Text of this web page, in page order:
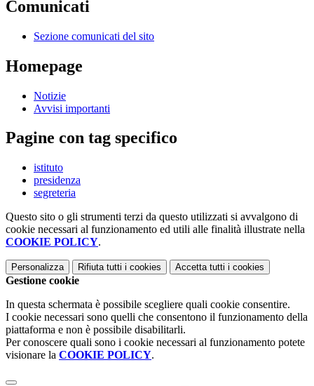
Comunicati
Sezione comunicati del sito
Homepage
Notizie
Avvisi importanti
Pagine con tag specifico
istituto
presidenza
segreteria
Questo sito o gli strumenti terzi da questo utilizzati si avvalgono di
cookie necessari al funzionamento ed utili alle finalità illustrate nella
COOKIE POLICY.
Personalizza Rifiuta tutti i cookies Accetta tutti i cookies
Gestione cookie
In questa schermata è possibile scegliere quali cookie consentire.
I cookie necessari sono quelli che consentono il funzionamento della
piattaforma e non è possibile disabilitarli.
Per conoscere quali sono i cookie necessari al funzionamento potete
visionare la COOKIE POLICY.